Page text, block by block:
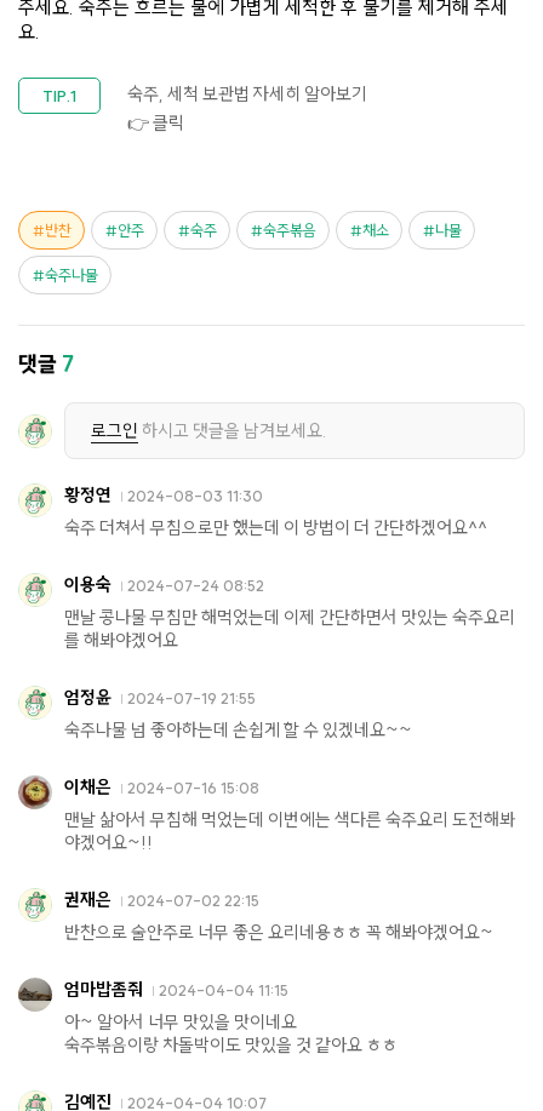
주세요. 숙주는 흐르는 물에 가볍게 세척한 후 물기를 제거해 주세
요.
숙주, 세척 보관법 자세히 알아보기
👉 클릭
반찬 안주 숙주 숙주볶음 채소 나물
숙주나물
댓글 7
로그인 하시고 댓글을 남겨보세요.
황정연 2024-08-03 11:30
숙주 더쳐서 무침으로만 했는데 이 방법이 더 간단하겠어요^^
이용숙 2024-07-24 08:52
맨날 콩나물 무침만 해먹었는데 이제 간단하면서 맛있는 숙주요리
를 해봐야겠어요
엄정윤 2024-07-19 21:55
숙주나물 넘 좋아하는데 손쉽게 할 수 있겠네요~~
이채은 2024-07-16 15:08
맨날 삶아서 무침해 먹었는데 이번에는 색다른 숙주요리 도전해봐
야겠어요~!!
권재은 2024-07-02 22:15
반찬으로 술안주로 너무 좋은 요리네용ㅎㅎ 꼭 해봐야겠어요~
엄마밥좀줘 2024-04-04 11:15
아~ 알아서 너무 맛있을 맛이네요
숙주볶음이랑 차돌박이도 맛있을 것 같아요 ㅎㅎ
김예진 2024-04-04 10:07